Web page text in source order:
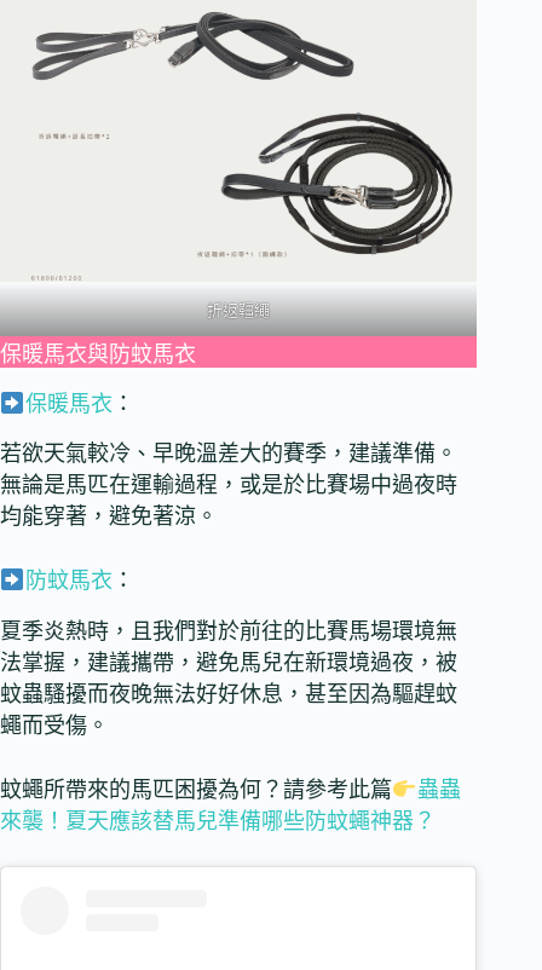
折返韁繩
保暖馬衣與防蚊馬衣
保暖馬衣 ：
若欲天氣較冷、早晚溫差大的賽季，建議準備。
無論是馬匹在運輸過程，或是於比賽場中過夜時
均能穿著，避免著涼。
防蚊馬衣 ：
夏季炎熱時，且我們對於前往的比賽馬場環境無
法掌握，建議攜帶，避免馬兒在新環境過夜，被
蚊蟲騷擾而夜晚無法好好休息，甚至因為驅趕蚊
蠅而受傷。
蚊蠅所帶來的馬匹困擾為何？請參考此篇
蟲蟲
來襲！夏天應該替馬兒準備哪些防蚊蠅神器？